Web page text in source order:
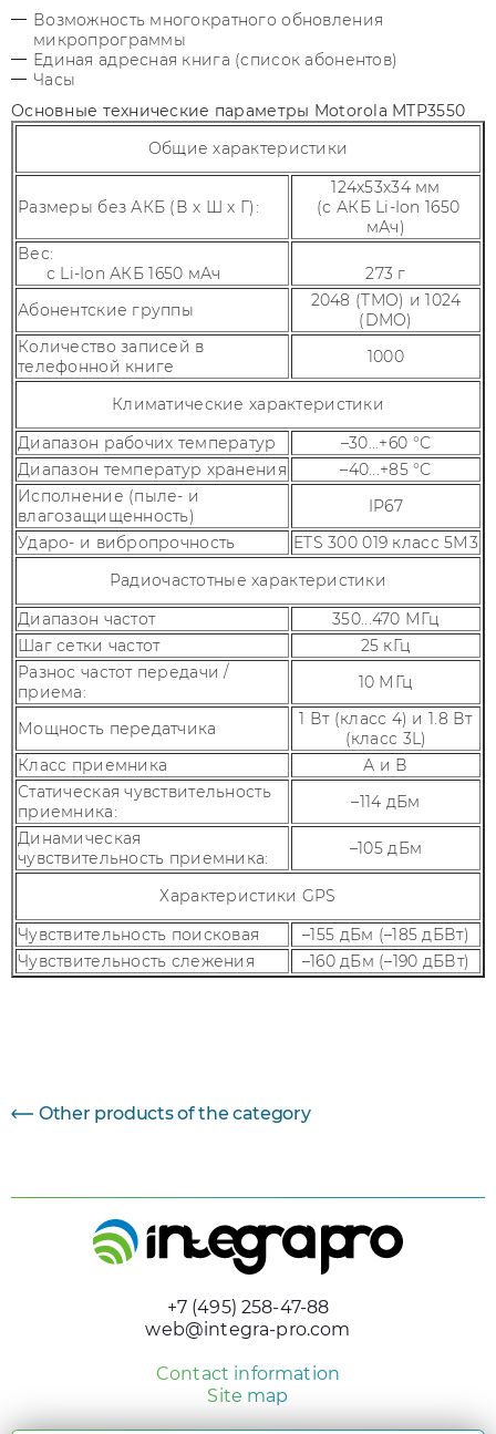
Возможность многократного обновления
микропрограммы
Единая адресная книга (список абонентов)
Часы
Основные технические параметры Motorola MTP3550
Общие характеристики
Размеры без АКБ (В х Ш х Г):
124x53x34 мм
(с АКБ Li-Ion 1650
мАч)
Вес:
с Li-Ion АКБ 1650 мАч
273 г
Абонентские группы
2048 (TMO) и 1024
(DMO)
Количество записей в
телефонной книге
1000
Климатические характеристики
Диапазон рабочих температур
–30...+60 °С
Диапазон температур хранения
–40...+85 °С
Исполнение (пыле- и
влагозащищенность)
IP67
Ударо- и вибропрочность
ETS 300 019 класс 5М3
Радиочастотные характеристики
Диапазон частот
350...470 МГц
Шаг сетки частот
25 кГц
Разнос частот передачи /
приема:
10 МГц
Мощность передатчика
1 Вт (класс 4) и 1.8 Вт
(класс 3L)
Класс приемника
А и В
Статическая чувствительность
приемника:
–114 дБм
Динамическая
чувствительность приемника:
–105 дБм
Характеристики GPS
Чувствительность поисковая
–155 дБм (–185 дБВт)
Чувствительность слежения
–160 дБм (–190 дБВт)
Other products of the category
+7 (495) 258-47-88
web@integra-pro.com
Contact information
Site map